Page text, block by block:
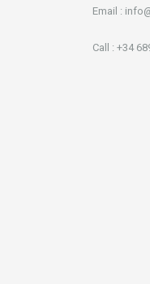
Email :
Call : +34